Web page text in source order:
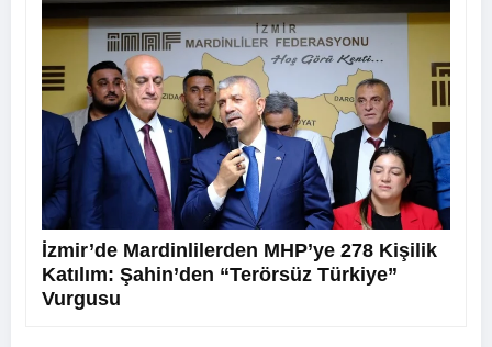
İzmir’de Mardinlilerden MHP’ye 278 Kişilik
Katılım: Şahin’den “Terörsüz Türkiye”
Vurgusu